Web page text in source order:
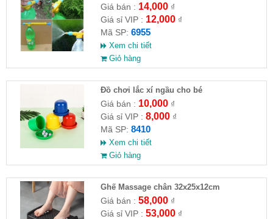
Giá bán : 14,000₫
Giá sỉ VIP : 12,000₫
Mã SP: 6955
Xem chi tiết
Giỏ hàng
Đồ chơi lắc xí ngầu cho bé
Giá bán : 10,000₫
Giá sỉ VIP : 8,000₫
Mã SP: 8410
Xem chi tiết
Giỏ hàng
Ghế Massage chân 32x25x12cm
Giá bán : 58,000₫
Giá sỉ VIP : 53,000₫